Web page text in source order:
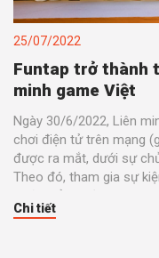
25/07/2022
Funtap trở thành
minh game Việt
Ngày 30/6/2022, Liên
chơi điện tử trên mạng
được ra mắt, dưới sự
Theo đó, tham gia sự
Thứ trưởng Bộ Thông
khách mời.
Chi tiết